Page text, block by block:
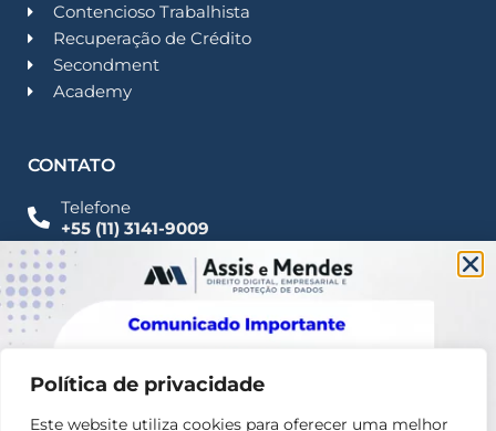
Política de privacidade
Este website utiliza cookies para oferecer uma melhor
Contencioso Trabalhista
Recuperação de Crédito
Secondment
Academy
CONTATO
Telefone
+55 (11) 3141-9009
Imprensa
Fale Conosco
contato@assisemendes.com.br
Alameda Santos, 1165 Paulista - CEP 01419-001 -
SP